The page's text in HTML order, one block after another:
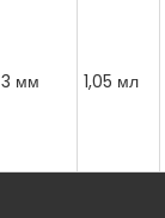
3 мм 1,05 мл